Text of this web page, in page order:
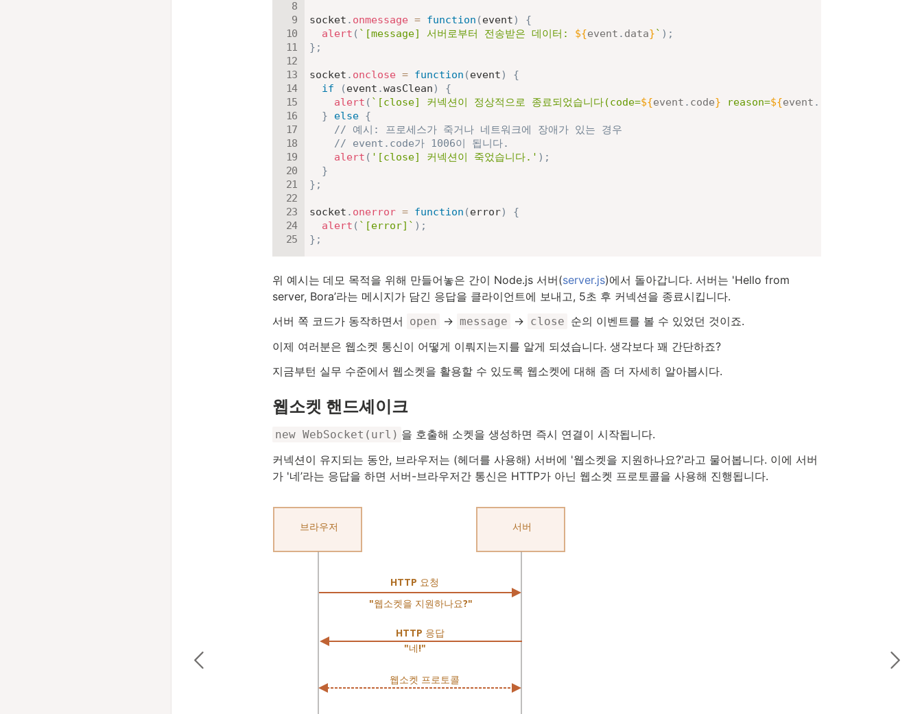
socket . onmessage = function (event)
{
alert ( ` [message] 서버로부터 전송받은 데이터: ${event . data} ` ) ;
} ;
socket . onclose = function (event)
{
if
(event .wasClean)
{
alert ( ` [close] 커넥션이 정상적으로 종료되었습니다(code=${event . code} reason=${event .
}
else {
// 예시: 프로세스가 죽거나 네트워크에 장애가 있는 경우
// event.code가 1006이 됩니다.
alert ( '[close] 커넥션이 죽었습니다.' ) ;
}
} ;
socket . onerror = function (error)
{
alert ( ` [error] ` ) ;
} ;
위 예시는 데모 목적을 위해 만들어놓은 간이 Node.js 서버(server.js)에서 돌아갑니다. 서버는 'Hello from
server, Bora’라는 메시지가 담긴 응답을 클라이언트에 보내고, 5초 후 커넥션을 종료시킵니다.
서버 쪽 코드가 동작하면서
open → message → close 순의 이벤트를 볼 수 있었던 것이죠.
이제 여러분은 웹소켓 통신이 어떻게 이뤄지는지를 알게 되셨습니다. 생각보다 꽤 간단하죠?
지금부턴 실무 수준에서 웹소켓을 활용할 수 있도록 웹소켓에 대해 좀 더 자세히 알아봅시다.
웹소켓 핸드셰이크
new WebSocket(url) 을 호출해 소켓을 생성하면 즉시 연결이 시작됩니다.
커넥션이 유지되는 동안, 브라우저는 (헤더를 사용해) 서버에 '웹소켓을 지원하나요?'라고 물어봅니다. 이에 서버
가 '네’라는 응답을 하면 서버-브라우저간 통신은 HTTP가 아닌 웹소켓 프로토콜을 사용해 진행됩니다.